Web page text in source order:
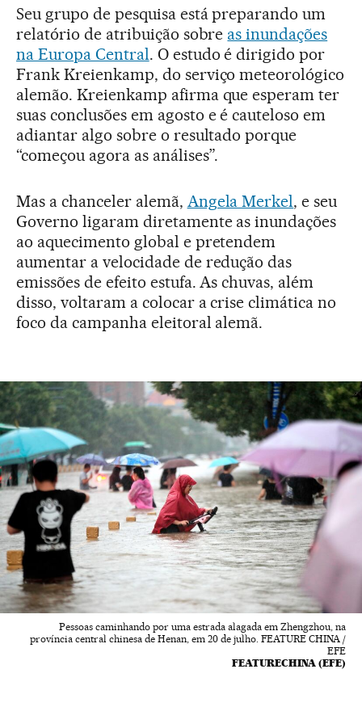
Seu grupo de pesquisa está preparando um
relatório de atribuição sobre as inundações
na Europa Central. O estudo é dirigido por
Frank Kreienkamp, do serviço meteorológico
alemão. Kreienkamp afirma que esperam ter
suas conclusões em agosto e é cauteloso em
adiantar algo sobre o resultado porque
“começou agora as análises”.
Mas a chanceler alemã, Angela Merkel, e seu
Governo ligaram diretamente as inundações
ao aquecimento global e pretendem
aumentar a velocidade de redução das
emissões de efeito estufa. As chuvas, além
disso, voltaram a colocar a crise climática no
foco da campanha eleitoral alemã.
Pessoas caminhando por uma estrada alagada em Zhengzhou, na
província central chinesa de Henan, em 20 de julho. FEATURE CHINA /
EFE
FEATURECHINA (EFE)